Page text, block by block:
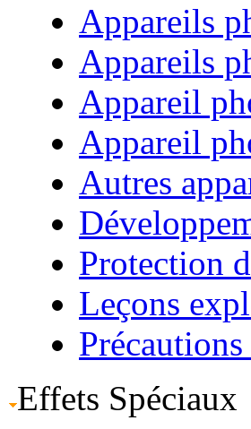
Appareils
Appareils
Appareil
Appareil
Autres
Protection
Leçons
Effets Spéciaux